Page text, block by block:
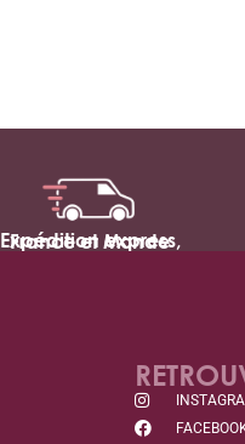
Expédition express,
France et Monde